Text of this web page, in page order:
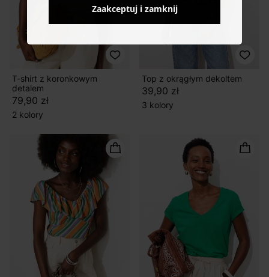
T-shirt z koronkowym
detalem
79,90 zł
2 kolory
Top z okrągłym dekoltem
39,90 zł
3 kolory
Zaakceptuj i zamknij